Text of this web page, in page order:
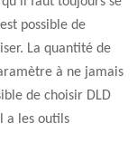
possible de
La quantité de
à ne jamais
de choisir DLD
a les outils